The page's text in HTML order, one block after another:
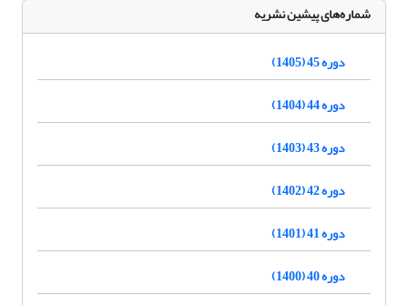
شماره‌های پیشین نشریه
دوره 45 (1405)
دوره 44 (1404)
دوره 43 (1403)
دوره 42 (1402)
دوره 41 (1401)
دوره 40 (1400)